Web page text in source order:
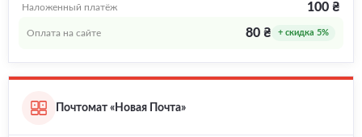
Наложенный платёж 100 ₴
Оплата на сайте 80 ₴ + скидка 5%
Почтомат «Новая Почта»